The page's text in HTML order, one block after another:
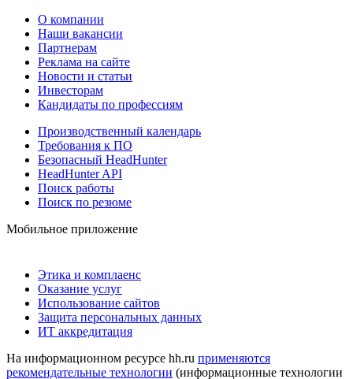
О компании
Наши вакансии
Партнерам
Реклама на сайте
Новости и статьи
Инвесторам
Кандидаты по профессиям
Производственный календарь
Требования к ПО
Безопасный HeadHunter
HeadHunter API
Поиск работы
Поиск по резюме
Мобильное приложение
Этика и комплаенс
Оказание услуг
Использование сайтов
Защита персональных данных
ИТ аккредитация
На информационном ресурсе hh.ru применяются
рекомендательные технологии (информационные технологии